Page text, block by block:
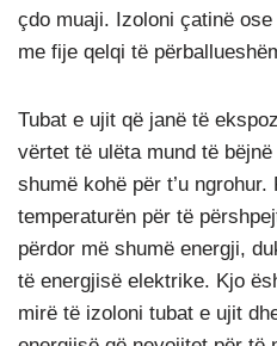
çdo muaji. Izoloni çatinë
me fije qelqi të
Tubat e ujit që janë të
vërtet të ulëta mund të
shumë kohë për t’u
temperaturën për të
përdor më shumë energji,
të energjisë elektrike. Kjo
mirë të izoloni tubat e ujit